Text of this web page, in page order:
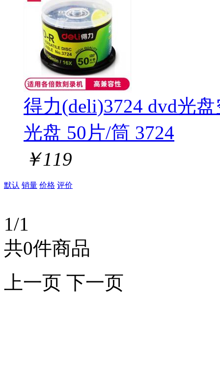
得力(deli)3724 dvd光
光盘 50片/筒 3724
￥119
默认 销量 价格 评价
1/1
共0件商品
上一页 下一页